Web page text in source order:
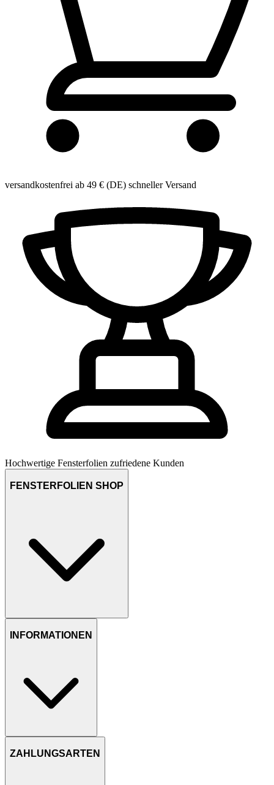
versandkostenfrei ab 49 € (DE) schneller Versand
Hochwertige Fensterfolien zufriedene Kunden
FENSTERFOLIEN SHOP
INFORMATIONEN
ZAHLUNGSARTEN